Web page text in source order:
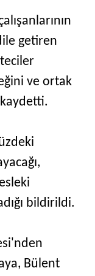
getiren
ve ortak
kaydetti.
bildirildi.
Bülent